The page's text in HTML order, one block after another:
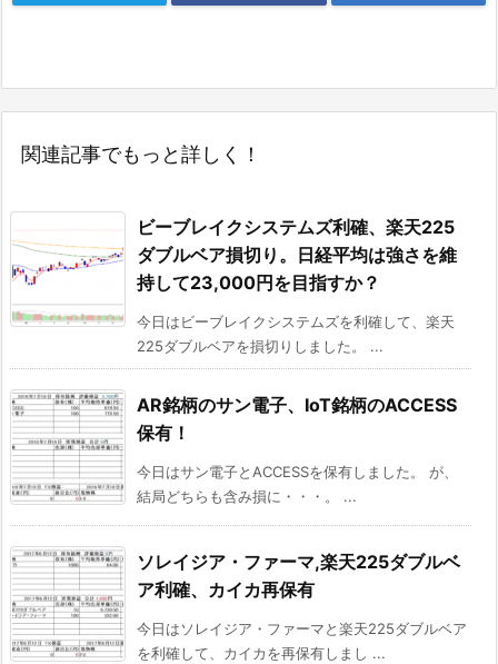
関連記事でもっと詳しく！
ビーブレイクシステムズ利確、楽天225
ダブルベア損切り。日経平均は強さを維
持して23,000円を目指すか？
今日はビーブレイクシステムズを利確して、楽天
225ダブルベアを損切りしました。 ...
AR銘柄のサン電子、IoT銘柄のACCESS
保有！
今日はサン電子とACCESSを保有しました。 が、
結局どちらも含み損に・・・。 ...
ソレイジア・ファーマ,楽天225ダブルベ
ア利確、カイカ再保有
今日はソレイジア・ファーマと楽天225ダブルベア
を利確して、カイカを再保有しまし ...